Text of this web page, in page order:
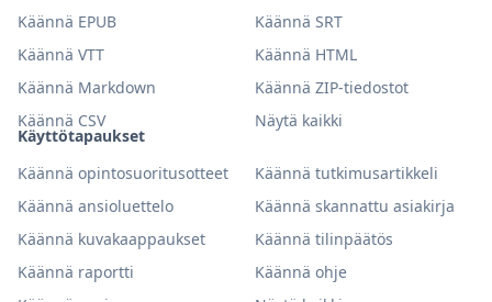
Käyttötapaukset
Käännä opintosuoritusotteet
Käännä tutkimusartikkeli
Käännä ansioluettelo
Käännä skannattu asiakirja
Käännä kuvakaappaukset
Käännä tilinpäätös
Käännä raportti
Käännä ohje
Käännä EPUB
Käännä SRT
Käännä VTT
Käännä HTML
Käännä Markdown
Käännä ZIP-tiedostot
Käännä CSV
Näytä kaikki